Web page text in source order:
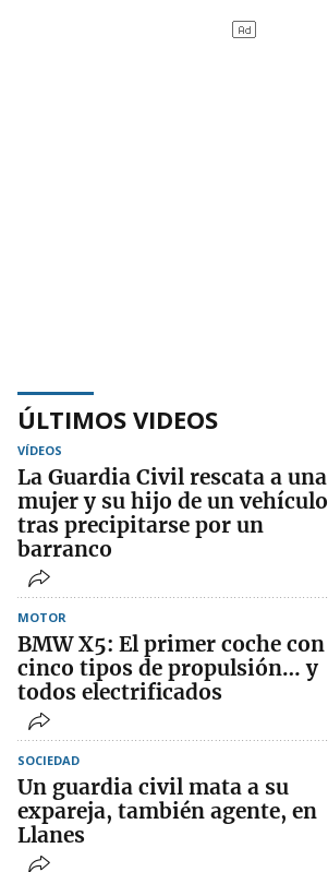
ÚLTIMOS VIDEOS
VÍDEOS
La Guardia Civil rescata a una
mujer y su hijo de un vehículo
tras precipitarse por un
barranco
MOTOR
BMW X5: El primer coche con
cinco tipos de propulsión… y
todos electrificados
SOCIEDAD
Un guardia civil mata a su
expareja, también agente, en
Llanes